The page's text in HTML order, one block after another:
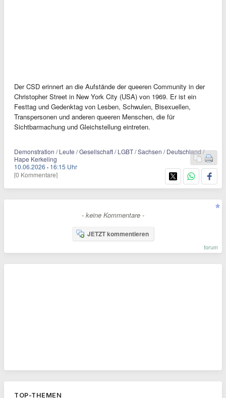
Der CSD erinnert an die Aufstände der queeren Community in der
Christopher Street in New York City (USA) von 1969. Er ist ein
Festtag und Gedenktag von Lesben, Schwulen, Bisexuellen,
Transpersonen und anderen queeren Menschen, die für
Sichtbarmachung und Gleichstellung eintreten.
Demonstration / Leute / Gesellschaft / LGBT / Sachsen / Deutschland /
Hape Kerkeling
10.06.2026 · 16:15 Uhr
[0 Kommentare]
- keine Kommentare -
JETZT kommentieren
forum
TOP-THEMEN